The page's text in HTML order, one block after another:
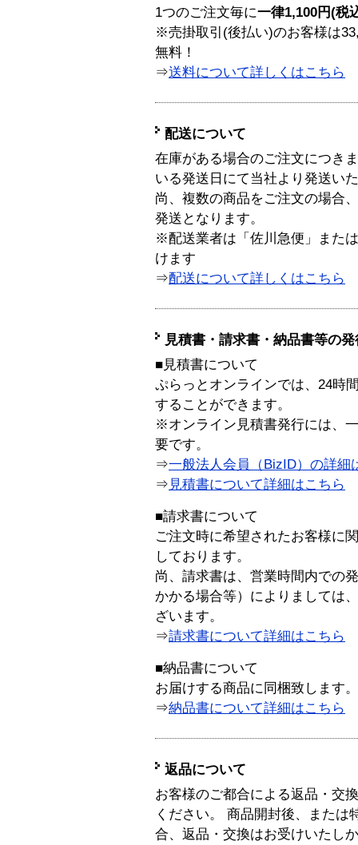
1つのご注文毎に一律1,100円(税
※売掛取引(後払い)のお客様は
無料！
⇒送料について詳しくはこちら
配送について
在庫がある場合のご注文につき
いる発送日にて当社より発送い
尚、複数の商品をご注文の場合
発送となります。
※配送業者は「佐川急便」また
けます
⇒配送について詳しくはこちら
見積書・請求書・納品書等の
■見積書について
ぷらっとオンラインでは、24時
することができます。
※オンライン見積書発行には、
要です。
⇒一般法人会員（BizID）の詳細
⇒ 見積書について詳細はこちら
■請求書について
ご注文時に希望されたお客様に
しております。
尚、請求書は、営業時間内での
かかる場合等）によりましては
ざいます。
⇒請求書について詳細はこちら
■納品書について
お届けする商品に同梱致します。
⇒納品書について詳細はこちら
返品について
お客様のご都合による返品・交
ください。 商品開封後、または
合、返品・交換はお受けいたし